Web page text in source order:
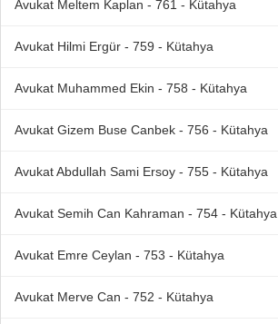
Avukat Meltem Kaplan - 761 - Kütahya
Avukat Hilmi Ergür - 759 - Kütahya
Avukat Muhammed Ekin - 758 - Kütahya
Avukat Gizem Buse Canbek - 756 - Kütahya
Avukat Abdullah Sami Ersoy - 755 - Kütahya
Avukat Semih Can Kahraman - 754 - Kütahya
Avukat Emre Ceylan - 753 - Kütahya
Avukat Merve Can - 752 - Kütahya